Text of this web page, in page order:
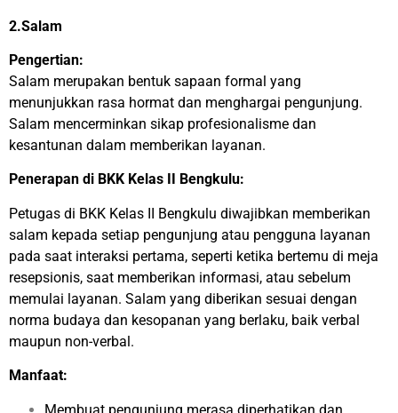
2.Salam
Pengertian:
Salam merupakan bentuk sapaan formal yang
menunjukkan rasa hormat dan menghargai pengunjung.
Salam mencerminkan sikap profesionalisme dan
kesantunan dalam memberikan layanan.
Penerapan di BKK Kelas II Bengkulu:
Petugas di BKK Kelas II Bengkulu diwajibkan memberikan
salam kepada setiap pengunjung atau pengguna layanan
pada saat interaksi pertama, seperti ketika bertemu di meja
resepsionis, saat memberikan informasi, atau sebelum
memulai layanan. Salam yang diberikan sesuai dengan
norma budaya dan kesopanan yang berlaku, baik verbal
maupun non-verbal.
Manfaat:
Membuat pengunjung merasa diperhatikan dan